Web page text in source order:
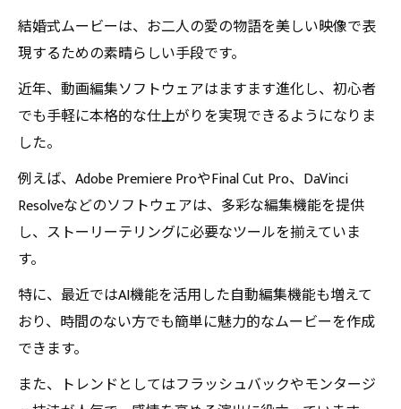
結婚式ムービーは、お二人の愛の物語を美しい映像で表
現するための素晴らしい手段です。
近年、動画編集ソフトウェアはますます進化し、初心者
でも手軽に本格的な仕上がりを実現できるようになりま
した。
例えば、Adobe Premiere ProやFinal Cut Pro、DaVinci
Resolveなどのソフトウェアは、多彩な編集機能を提供
し、ストーリーテリングに必要なツールを揃えていま
す。
特に、最近ではAI機能を活用した自動編集機能も増えて
おり、時間のない方でも簡単に魅力的なムービーを作成
できます。
また、トレンドとしてはフラッシュバックやモンタージ